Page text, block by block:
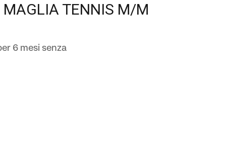
MAGLIA TENNIS M/M
6 mesi senza